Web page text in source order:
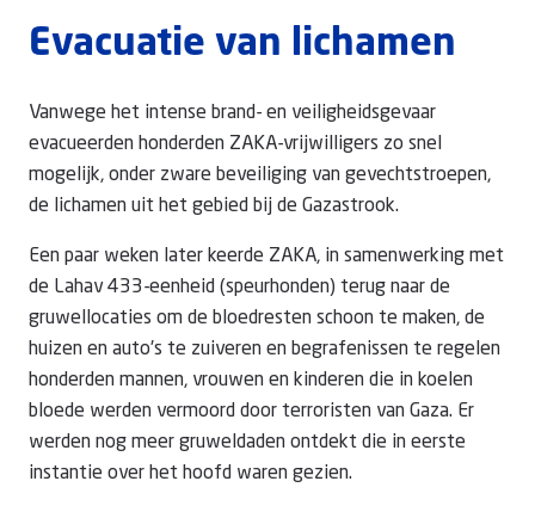
Evacuatie van lichamen
Vanwege het intense brand- en veiligheidsgevaar
evacueerden honderden ZAKA-vrijwilligers zo snel
mogelijk, onder zware beveiliging van gevechtstroepen,
de lichamen uit het gebied bij de Gazastrook.
Een paar weken later keerde ZAKA, in samenwerking met
de Lahav 433-eenheid (speurhonden) terug naar de
gruwellocaties om de bloedresten schoon te maken, de
huizen en auto's te zuiveren en begrafenissen te regelen
honderden mannen, vrouwen en kinderen die in koelen
bloede werden vermoord door terroristen van Gaza. Er
werden nog meer gruweldaden ontdekt die in eerste
instantie over het hoofd waren gezien.